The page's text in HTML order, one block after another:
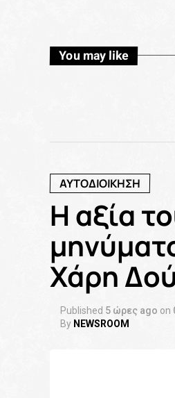
You may like
ΑΥΤΟΔΙΟΙΚΗΣΗ
Η αξία
Χάρη
Published 5 ώρες ago on
By NEWSROOM